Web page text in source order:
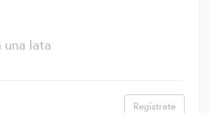
una lata
Regístrate